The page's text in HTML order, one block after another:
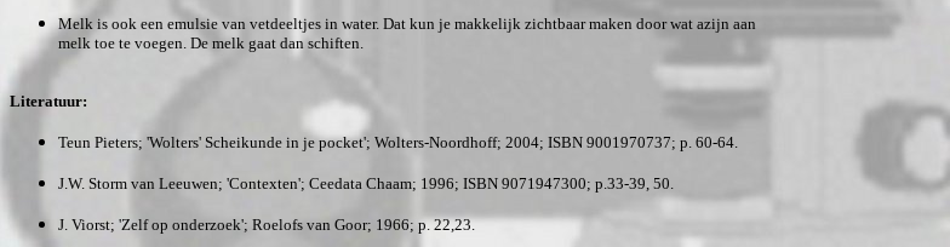
Melk is ook een emulsie van vetdeeltjes in water. Dat kun je makkelijk zichtbaar maken door wat azijn aan
melk toe te voegen. De melk gaat dan schiften.
Literatuur:
Teun Pieters; 'Wolters' Scheikunde in je pocket'; Wolters-Noordhoff; 2004; ISBN 9001970737; p. 60-64.
J.W. Storm van Leeuwen; 'Contexten'; Ceedata Chaam; 1996; ISBN 9071947300; p.33-39, 50.
J. Viorst; 'Zelf op onderzoek'; Roelofs van Goor; 1966; p. 22,23.